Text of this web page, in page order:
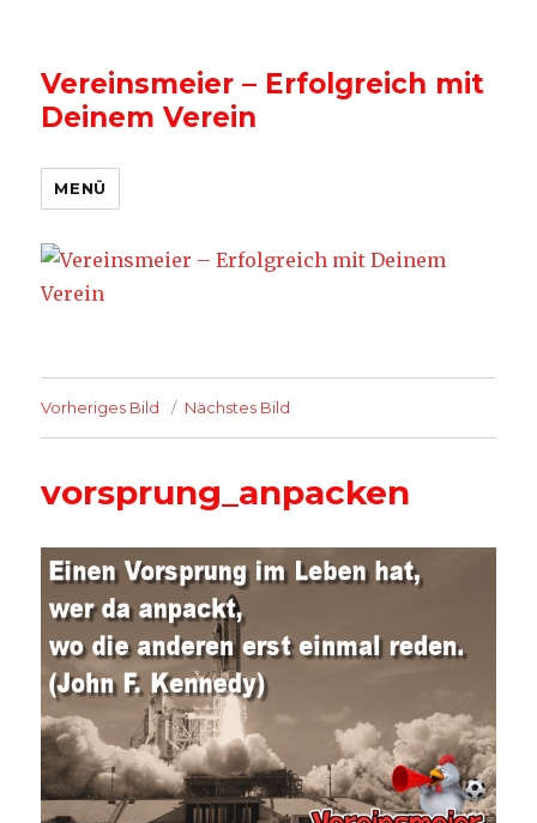
Vereinsmeier – Erfolgreich mit
Deinem Verein
MENÜ
Vorheriges Bild Nächstes Bild
vorsprung_anpacken